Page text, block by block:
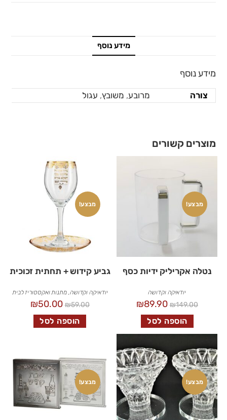
מידע נוסף
מידע נוסף
צורה מרובע, משובץ, עגול
מוצרים קשורים
מבצע!
נטלה אקריליק ידיות כסף
יודאיקה וקדושה
₪149.00
₪89.90
הוספה לסל
מבצע!
גביע קידוש + תחתית זכוכית
יודאיקה וקדושה מתנות ואקססוריז לבית
₪59.00
₪50.00
הוספה לסל
מבצע! מבצע!